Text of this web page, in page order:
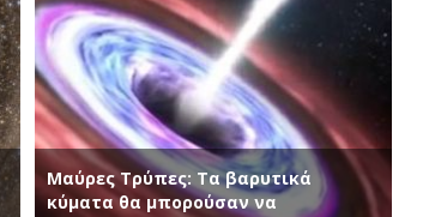
Μαύρες Τρύπες: Τα βαρυτικά
κύματα θα μπορούσαν να